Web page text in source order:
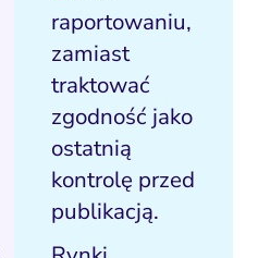
raportowaniu,
zamiast
traktować
zgodność jako
ostatnią
kontrolę przed
publikacją.